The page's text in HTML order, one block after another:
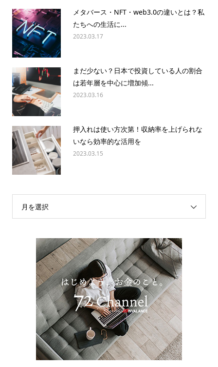
メタバース・NFT・web3.0の違いとは？私
たちへの生活に...
2023.03.17
まだ少ない？日本で投資している人の割合
は若年層を中心に増加傾...
2023.03.16
押入れは使い方次第！収納率を上げられな
いなら効率的な活用を
2023.03.15
月を選択